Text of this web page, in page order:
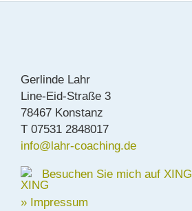
Gerlinde Lahr
Line-Eid-Straße 3
78467 Konstanz
T 07531 2848017
info@lahr-coaching.de
Besuchen Sie mich auf XING
» Impressum